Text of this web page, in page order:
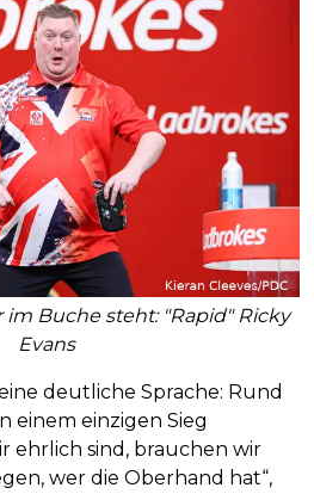
im Buche steht: "Rapid" Ricky
Evans
deutliche Sprache: Rund
einem einzigen Sieg
ehrlich sind, brauchen wir
wer die Oberhand hat“,